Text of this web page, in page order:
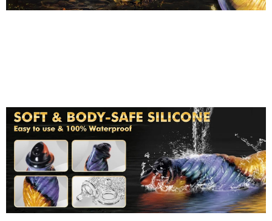
dính
tường,
chân
thực,
kích
thích
Dương
vật
giả
rung
thụt
mạnh
dính
tường,
chân